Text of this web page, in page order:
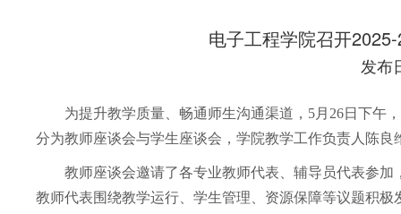
电子工程学院召开
发布
为提升教学质量、畅通师生沟通渠道，5月26日下午
分为教师座谈会与学生座谈会，学院教学工作负责人陈良
教师座谈会邀请了各专业教师代表、辅导员代表参
教师代表围绕教学运行、学生管理、资源保障等议题积